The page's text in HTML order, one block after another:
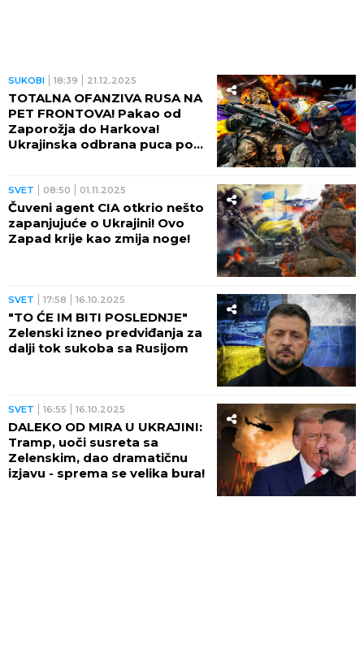
SUKOBI 18:39 21.12.2025
TOTALNA OFANZIVA RUSA NA
PET FRONTOVA! Pakao od
Zaporožja do Harkova!
Ukrajinska odbrana puca po
SVET 08:50 01.11.2025
Čuveni agent CIA otkrio nešto
zapanjujuće o Ukrajini! Ovo
Zapad krije kao zmija noge!
SVET 17:58 16.10.2025
"TO ĆE IM BITI POSLEDNJE"
Zelenski izneo predviđanja za
dalji tok sukoba sa Rusijom
SVET 16:55 16.10.2025
DALEKO OD MIRA U UKRAJINI:
Tramp, uoči susreta sa
Zelenskim, dao dramatičnu
izjavu - sprema se velika bura!